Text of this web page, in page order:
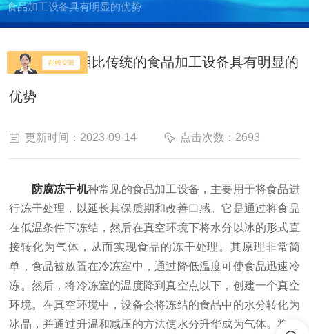
食品加工设备具有明显的优势
防腐冻干机相比传统的食品加工设备具有明显的
优势
更新时间：2023-09-14 点击次数：2693
防腐冻干机种常见的食品加工设备，主要用于将食品进
行冻干处理，以延长其保质期和改善口感。它是通过将食品
在低温条件下冻结，然后在真空环境下将水分以冰的形式直
接转化为气体，从而实现食品的冻干处理。其原理非常简
单，食品被放置在冷冻室中，通过降低温度可使食品迅速冷
冻。然后，将冷冻室的温度降到真空点以下，创建一个真空
环境。在真空环境中，设备会将冻结的食品中的水分转化为
冰晶，并通过升温和减压的方法使水分升华成为气体。将气